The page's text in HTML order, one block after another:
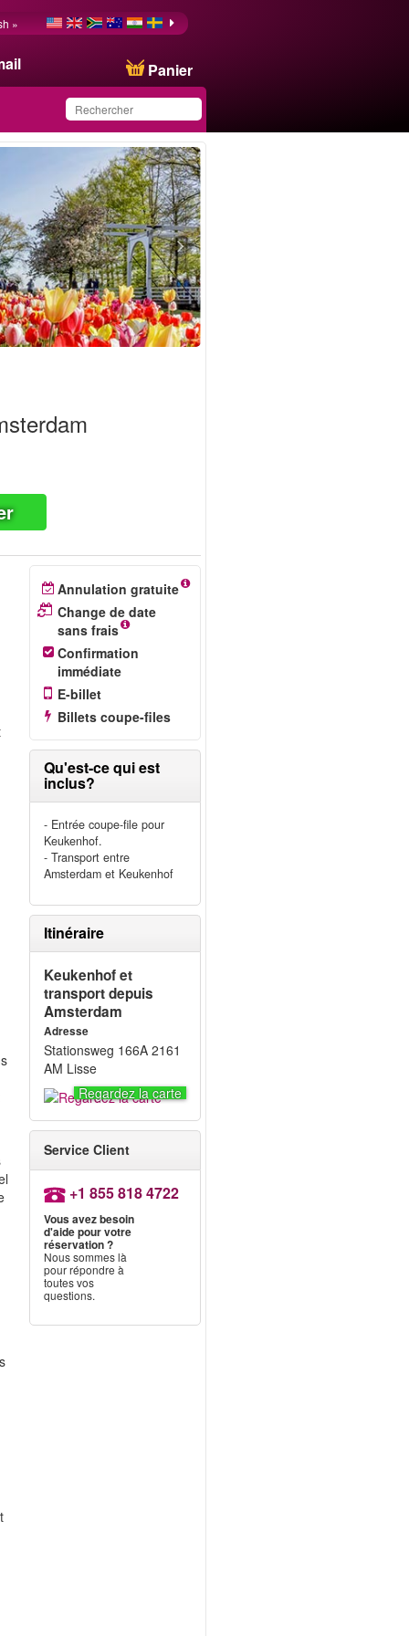
Panier
»
Ce produit a été
sauvegardé dans votre
liste.
Annulation gratuite
Change de date
sans frais
Confirmation
immédiate
E-billet
Billets coupe-files
Qu'est-ce qui est
inclus?
- Entrée coupe-file pour
Keukenhof.
- Transport entre
Amsterdam et Keukenhof
Itinéraire
Keukenhof et
transport depuis
Amsterdam
Adresse
Stationsweg 166A 2161
AM Lisse
Regardez la carte
Service Client
+1 855 818 4722
Vous avez besoin
d'aide pour votre
réservation ?
Nous sommes là
pour répondre à
toutes vos
questions.